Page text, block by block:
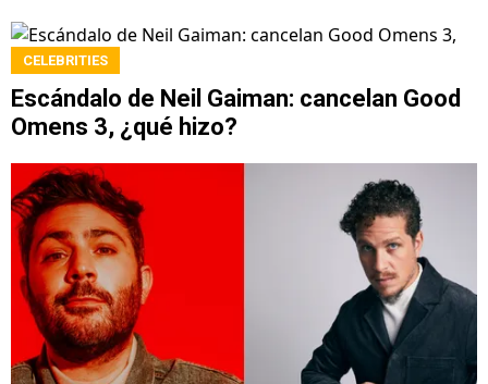
CELEBRITIES
Escándalo de Neil Gaiman: cancelan Good
Omens 3, ¿qué hizo?